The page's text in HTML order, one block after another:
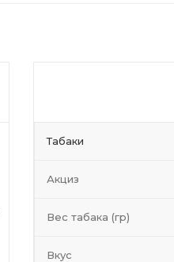
Табаки
Акциз
Вес табака (гр)
Вкус